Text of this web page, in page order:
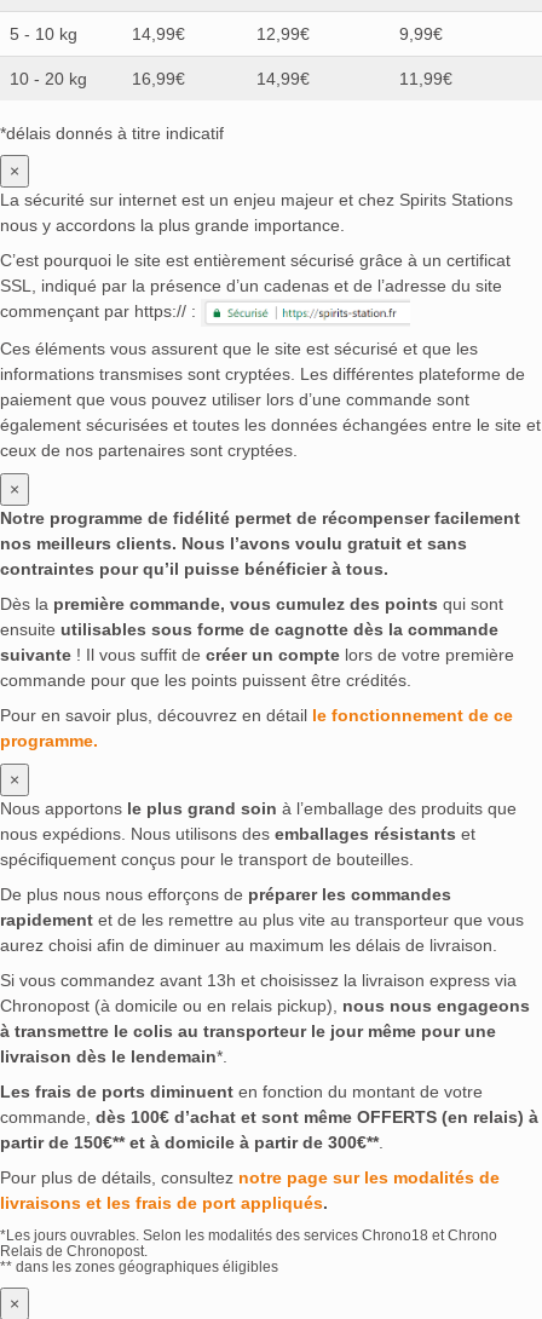
5 - 10 kg 14,99€ 12,99€ 9,99€
10 - 20 kg 16,99€ 14,99€ 11,99€
*délais donnés à titre indicatif
×
La sécurité sur internet est un enjeu majeur et chez Spirits Stations
nous y accordons la plus grande importance.
C’est pourquoi le site est entièrement sécurisé grâce à un certificat
SSL, indiqué par la présence d’un cadenas et de l’adresse du site
commençant par https:// :
Ces éléments vous assurent que le site est sécurisé et que les
informations transmises sont cryptées. Les différentes plateforme de
paiement que vous pouvez utiliser lors d’une commande sont
également sécurisées et toutes les données échangées entre le site et
ceux de nos partenaires sont cryptées.
×
Notre programme de fidélité permet de récompenser facilement
nos meilleurs clients. Nous l’avons voulu gratuit et sans
contraintes pour qu’il puisse bénéficier à tous.
Dès la première commande, vous cumulez des points qui sont
ensuite utilisables sous forme de cagnotte dès la commande
suivante ! Il vous suffit de créer un compte lors de votre première
commande pour que les points puissent être crédités.
Pour en savoir plus, découvrez en détail le fonctionnement de ce
programme.
×
Nous apportons le plus grand soin à l’emballage des produits que
nous expédions. Nous utilisons des emballages résistants et
spécifiquement conçus pour le transport de bouteilles.
De plus nous nous efforçons de préparer les commandes
rapidement et de les remettre au plus vite au transporteur que vous
aurez choisi afin de diminuer au maximum les délais de livraison.
Si vous commandez avant 13h et choisissez la livraison express via
Chronopost (à domicile ou en relais pickup), nous nous engageons
à transmettre le colis au transporteur le jour même pour une
livraison dès le lendemain*.
Les frais de ports diminuent en fonction du montant de votre
commande, dès 100€ d’achat et sont même OFFERTS (en relais) à
partir de 150€** et à domicile à partir de 300€**.
Pour plus de détails, consultez notre page sur les modalités de
livraisons et les frais de port appliqués.
*Les jours ouvrables. Selon les modalités des services Chrono18 et Chrono
Relais de Chronopost.
** dans les zones géographiques éligibles
×